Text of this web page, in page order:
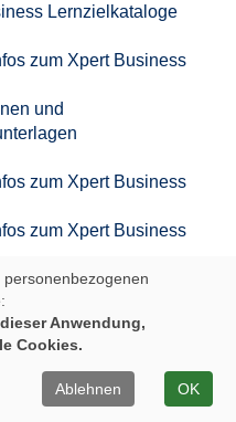
Lernzielkataloge
zum Xpert Business
und
zum Xpert Business
zum Xpert Business
zum Xpert Business
zum Xpert Business
Aufstiegs-BAföG
Anwendung,
Cookies.
Ablehnen OK